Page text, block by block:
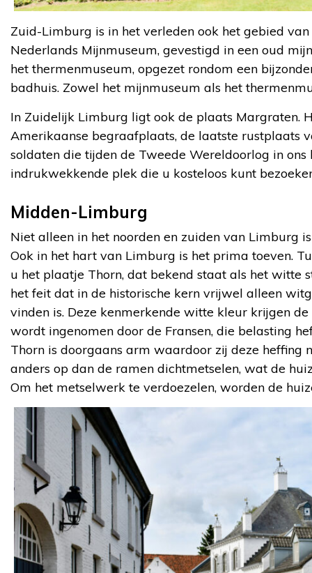
Zuid-Limburg is in het verleden ook het gebied
Nederlands Mijnmuseum, gevestigd in een oud
het thermenmuseum, opgezet rondom een
badhuis. Zowel het mijnmuseum als het
In Zuidelijk Limburg ligt ook de plaats Margraten.
Amerikaanse begraafplaats, de laatste rustplaats
soldaten die tijden de Tweede Wereldoorlog in ons
indrukwekkende plek die u kosteloos kunt
Midden-Limburg
Niet alleen in het noorden en zuiden van Limburg
Ook in het hart van Limburg is het prima toeven.
u het plaatje Thorn, dat bekend staat als het witte
het feit dat in de historische kern vrijwel alleen
vinden is. Deze kenmerkende witte kleur krijgen
wordt ingenomen door de Fransen, die belasting
Thorn is doorgaans arm waardoor zij deze heffing
anders op dan de ramen dichtmetselen, wat de
Om het metselwerk te verdoezelen, worden de